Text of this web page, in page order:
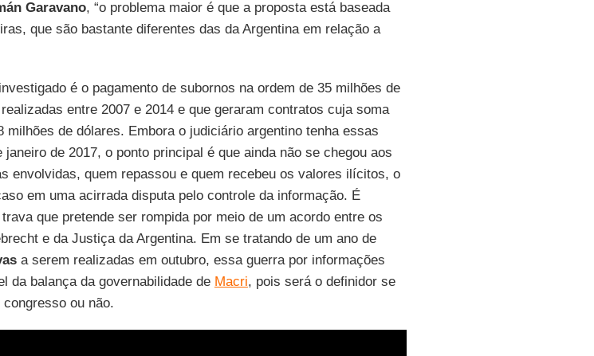
Garavano, “o problema maior é que a proposta está baseada
que são bastante diferentes das da Argentina em relação a
é o pagamento de subornos na ordem de 35 milhões de
entre 2007 e 2014 e que geraram contratos cuja soma
milhões de dólares. Embora o judiciário argentino tenha essas
janeiro de 2017, o ponto principal é que ainda não se chegou aos
envolvidas, quem repassou e quem recebeu os valores ilícitos, o
em uma acirrada disputa pelo controle da informação. É
que pretende ser rompida por meio de um acordo entre os
e da Justiça da Argentina. Em se tratando de um ano de
a serem realizadas em outubro, essa guerra por informações
da balança da governabilidade de Macri, pois será o definidor se
ou não.